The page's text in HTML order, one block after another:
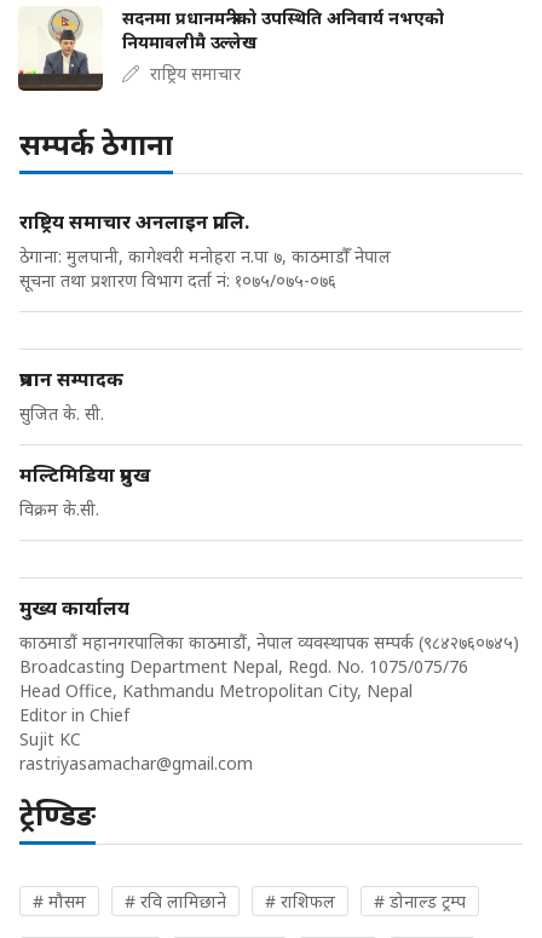
सदनमा प्रधानमन्त्रीको उपस्थिति अनिवार्य नभएको
नियमावलीमै उल्लेख
राष्ट्रिय समाचार
सम्पर्क ठेगाना
राष्ट्रिय समाचार अनलाइन प्रा.लि.
ठेगाना: मुलपानी, कागेश्वरी मनोहरा न.पा ७, काठमाडौँ नेपाल
सूचना तथा प्रशारण विभाग दर्ता नं: १०७५/०७५-०७६
प्रधान सम्पादक
सुजित के. सी.
मल्टिमिडिया प्रमुख
विक्रम के.सी.
मुख्य कार्यालय
काठमाडौं महानगरपालिका काठमाडौं, नेपाल व्यवस्थापक सम्पर्क (९८४२७६०७४५)
Broadcasting Department Nepal, Regd. No. 1075/075/76
Head Office, Kathmandu Metropolitan City, Nepal
Editor in Chief
Sujit KC
rastriyasamachar@gmail.com
ट्रेण्डिङ
# मौसम # रवि लामिछाने # राशिफल # डोनाल्ड ट्रम्प